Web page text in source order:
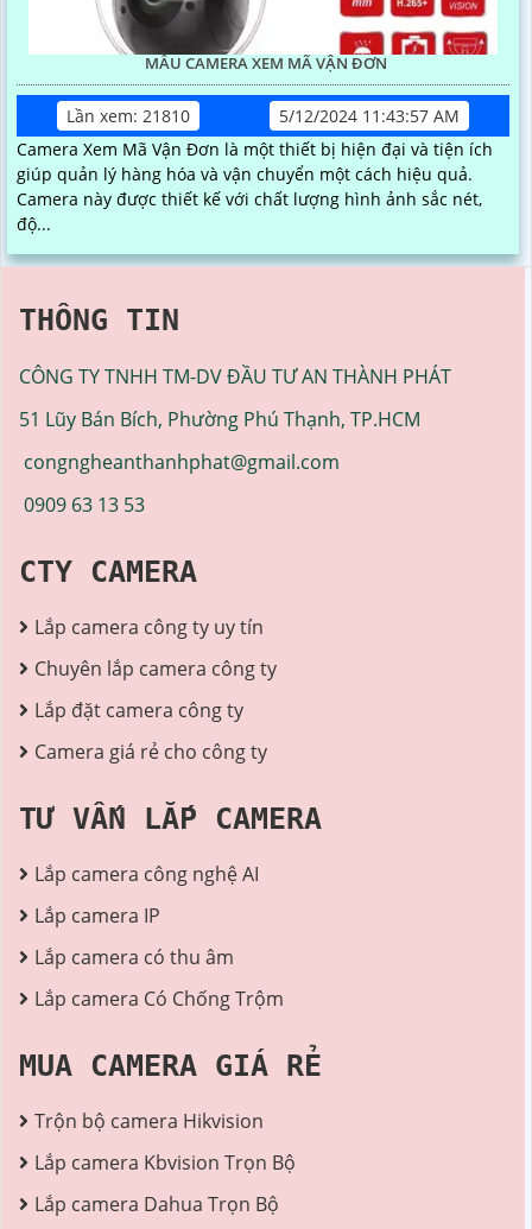
MẪU CAMERA XEM MÃ VẬN ĐƠN
Lần xem: 21810
5/12/2024 11:43:57 AM
Camera Xem Mã Vận Đơn là một thiết bị hiện đại và tiện ích
giúp quản lý hàng hóa và vận chuyển một cách hiệu quả.
Camera này được thiết kế với chất lượng hình ảnh sắc nét,
độ...
THÔNG TIN
CÔNG TY TNHH TM-DV ĐẦU TƯ AN THÀNH PHÁT
51 Lũy Bán Bích, Phường Phú Thạnh, TP.HCM
congngheanthanhphat@gmail.com
0909 63 13 53
CTY CAMERA
Lắp camera công ty uy tín
Chuyên lắp camera công ty
Lắp đặt camera công ty
Camera giá rẻ cho công ty
TƯ VẤN LẮP CAMERA
Lắp camera công nghệ AI
Lắp camera IP
Lắp camera có thu âm
Lắp camera Có Chống Trộm
MUA CAMERA GIÁ RẺ
Trộn bộ camera Hikvision
Lắp camera Kbvision Trọn Bộ
Lắp camera Dahua Trọn Bộ